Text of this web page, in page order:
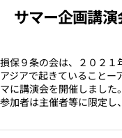
サマー企画講
損保９条の会は、２０２１
アジアで起きていることー
マに講演会を開催しまし
参加者は主催者等に限定